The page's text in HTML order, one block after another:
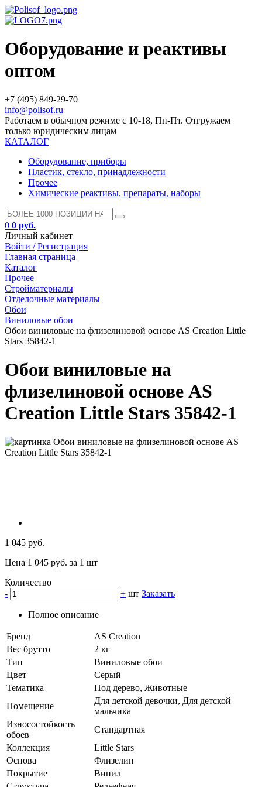
Оборудование и реактивы
оптом
+7 (495) 849-29-70
info@polisof.ru
Работаем в обычном режиме с 10-18, Пн-Пт. Отгружаем
только юридическим лицам
КАТАЛОГ
Оборудование, приборы
Пластик, стекло, принадлежности
Прочее
Химические реактивы, препараты, наборы
0 0 руб.
Личный кабинет
Войти / Регистрация
Главная страница
Каталог
Прочее
Стройматериалы
Отделочные материалы
Обои
Виниловые обои
Обои виниловые на флизелиновой основе AS Creation Little
Stars 35842-1
Обои виниловые на
флизелиновой основе AS
Creation Little Stars 35842-1
1 045 руб.
Цена 1 045 руб. за 1 шт
Количество
-
+ шт Заказать
Полное описание
Бренд
AS Creation
Вес брутто
2 кг
Тип
Виниловые обои
Цвет
Серый
Тематика
Под дерево, Животные
Помещение
Для детской девочки, Для детской
мальчика
Износостойкость
обоев
Стандартная
Коллекция
Little Stars
Основа
Флизелин
Покрытие
Винил